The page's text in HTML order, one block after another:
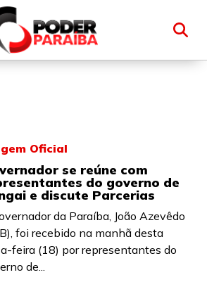
Oficial
se reúne com
do governo de
e discute Parcerias
da Paraíba, João Azevêdo
foi recebido na manhã desta
feira (18) por representantes do
de...